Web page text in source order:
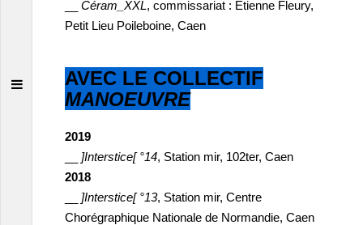
Céram_XXL, commissariat : Etienne Fleury,
Petit Lieu Poileboine, Caen
AVEC LE COLLECTIF
MANOEUVRE
2019
]Interstice[ °14, Station mir, 102ter, Caen
2018
]Interstice[ °13, Station mir, Centre
Chorégraphique Nationale de Normandie, Caen